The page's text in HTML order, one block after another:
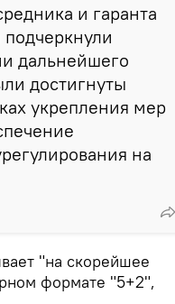
и гаранта
дальнейшего
достигнуты
укрепления мер
на
"на скорейшее
формате "5+2",